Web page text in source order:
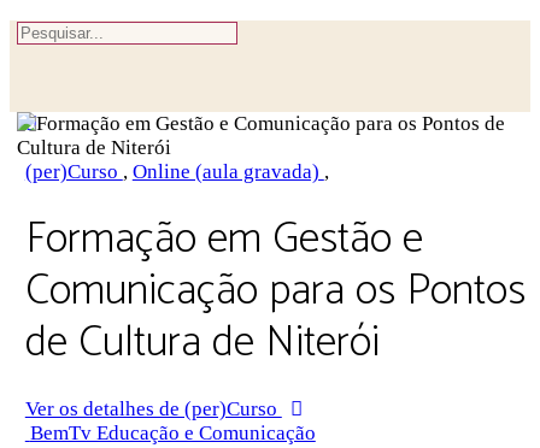
(per)Curso , Online (aula gravada) ,
Formação em Gestão e
Comunicação para os Pontos
de Cultura de Niterói
Ver os detalhes de (per)Curso
BemTv Educação e Comunicação